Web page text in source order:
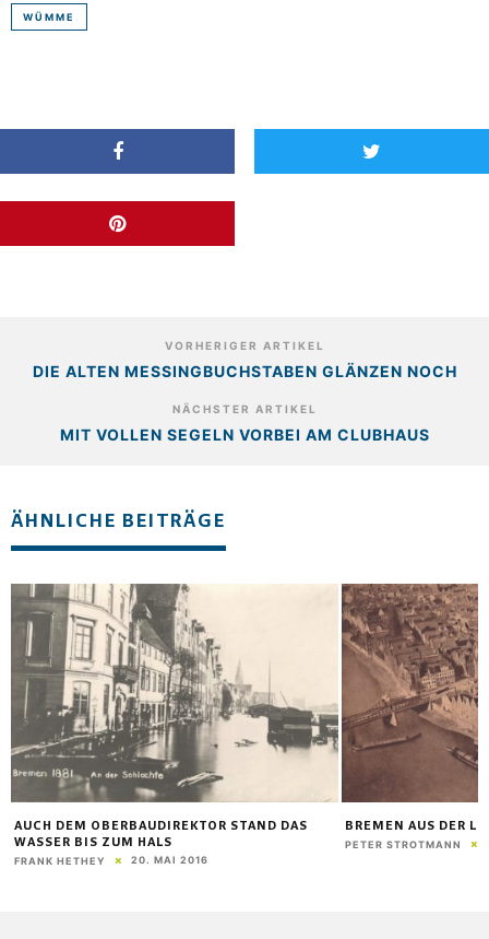
WÜMME
VORHERIGER ARTIKEL
DIE ALTEN MESSINGBUCHSTABEN GLÄNZEN NOCH
NÄCHSTER ARTIKEL
MIT VOLLEN SEGELN VORBEI AM CLUBHAUS
ÄHNLICHE BEITRÄGE
AUCH DEM OBERBAUDIREKTOR STAND DAS
WASSER BIS ZUM HALS
FRANK HETHEY 20. MAI 2016
BREMEN AUS DER
PETER STROTMANN